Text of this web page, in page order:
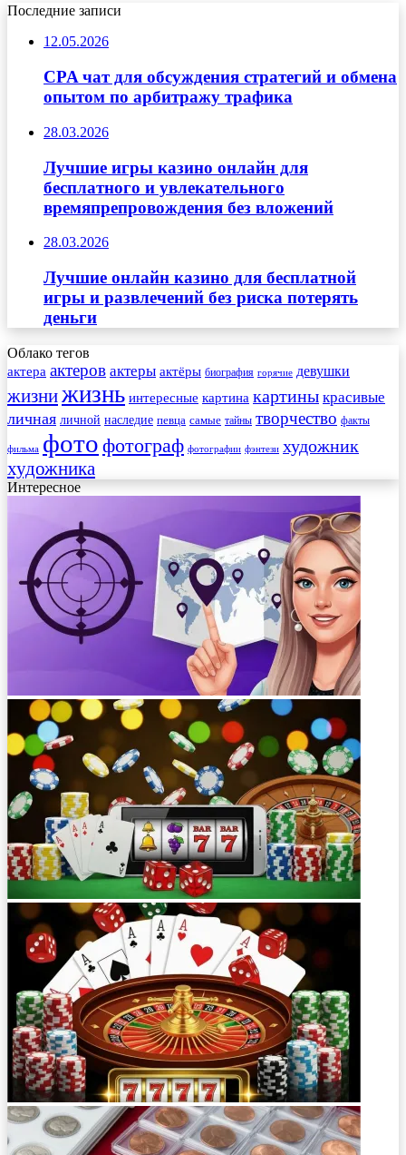
Последние записи
12.05.2026
CPA чат для обсуждения стратегий и обмена
опытом по арбитражу трафика
28.03.2026
Лучшие игры казино онлайн для
бесплатного и увлекательного
времяпрепровождения без вложений
28.03.2026
Лучшие онлайн казино для бесплатной
игры и развлечений без риска потерять
деньги
Облако тегов
актера актеров актеры актёры биография горячие девушки
жизнижизнь интересные картина картины красивые
личная личной наследие певца самые тайны творчество факты
фильма фото фотограф фотографии фэнтези художник
художника
Интересное